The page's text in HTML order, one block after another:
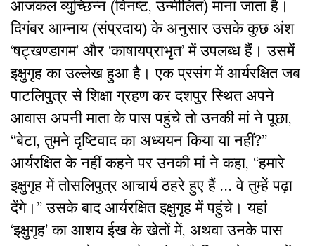
आजकल व्युच्छिन्न (विनष्ट, उन्मीलित) माना जाता है।
दिगंबर आम्नाय (संप्रदाय) के अनुसार उसके कुछ अंश
‘षट्खण्डागम’ और ‘काषायप्राभृत’ में उपलब्ध हैं। उसमें
इक्षुगृह का उल्लेख हुआ है। एक प्रसंग में आर्यरक्षित जब
पाटलिपुत्र से शिक्षा ग्रहण कर दशपुर स्थित अपने
आवास अपनी माता के पास पहुंचे तो उनकी मां ने पूछा,
“बेटा, तुमने दृष्टिवाद का अध्ययन किया या नहीं?”
आर्यरक्षित के नहीं कहने पर उनकी मां ने कहा, “हमारे
इक्षुगृह में तोसलिपुत्र आचार्य ठहरे हुए हैं … वे तुम्हें पढ़ा
देंगे।” उसके बाद आर्यरक्षित इक्षुगृह में पहुंचे। यहां
‘इक्षुगृह’ का आशय ईख के खेतों में, अथवा उनके पास